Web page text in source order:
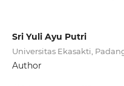
Sri Yuli Ayu Putri
Universitas Ekasakti,
Author